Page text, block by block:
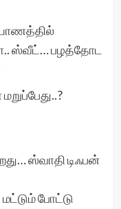
ஸ்வீட்… பழத்தோட
ஸ்வாதி டிஃபன்
மட்டும் போட்டு